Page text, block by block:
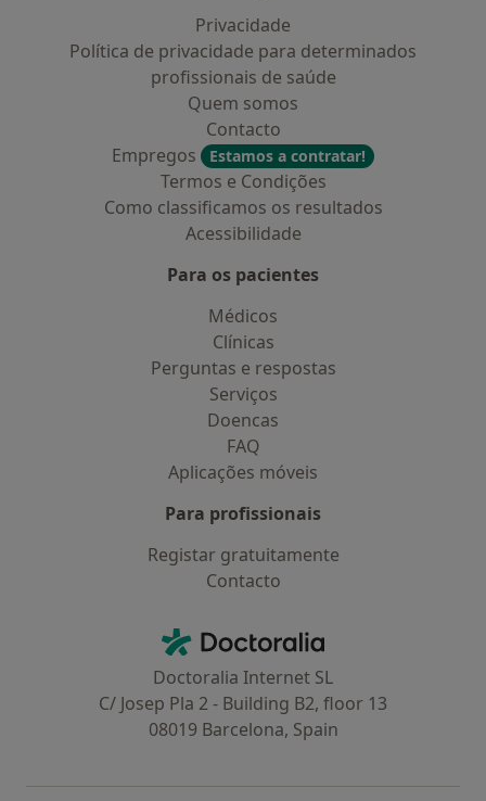
Privacidade
Política de privacidade para determinados
profissionais de saúde
Quem somos
Contacto
Empregos
Estamos a contratar!
Termos e Condições
Como classificamos os resultados
Acessibilidade
Para os pacientes
Médicos
Clínicas
Perguntas e respostas
Serviços
Doencas
FAQ
Aplicações móveis
Para profissionais
Registar gratuitamente
Contacto
Doctoralia - Homepage
Doctoralia Internet SL
C/ Josep Pla 2 - Building B2, floor 13
08019 Barcelona, Spain